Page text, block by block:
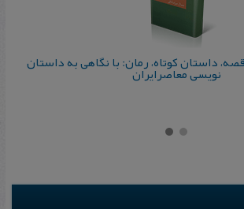
داستان‌ کوتاه‌، رمان‌: با نگاهی‌ به‌ داستان‌
نویسی‌ معاصرایران